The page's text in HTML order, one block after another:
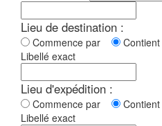
Lieu de destination :
Commence par Contient
Libellé exact
Lieu d'expédition :
Commence par Contient
Libellé exact